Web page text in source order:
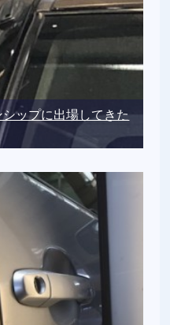
ップに出場してきた